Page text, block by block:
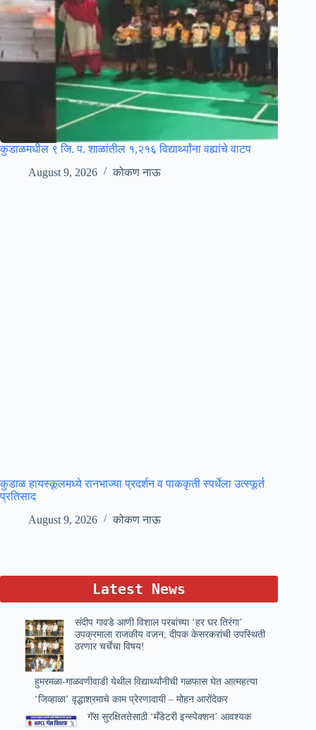
कुडाळमधील ९ जि. प. शाळांतील १,२१६ विद्यार्थ्यांना वह्यांचे वाटप
August 9, 2026
कोकण नाऊ
कुडाळ हायस्कूलमध्ये रानभाज्या प्रदर्शन व पाककृती स्पर्धेला उत्स्फूर्त
प्रतिसाद
August 9, 2026
कोकण नाऊ
Latest News
संदीप गावडे आणी विशाल परबांच्या ‘हर घर तिरंगा’
उपक्रमाला राजकीय वजन; दीपक केसरकरांची उपस्थिती
ठरणार चर्चेचा विषय!
हुमरमळा-गाळवणीवाडी येथील विद्यार्थ्यांनीची गळफास घेत आत्महत्या
‘जिव्हाळा’ वृद्धाश्रमाचे काम प्रेरणादायी – मोहन आरोंदेकर
गॅस सुरक्षिततेसाठी ‘मँडेटरी इन्स्पेक्शन’ आवश्यक